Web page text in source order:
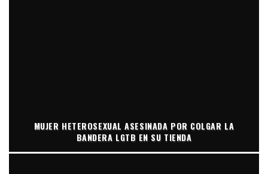
MUJER HETEROSEXUAL ASESINADA POR COLGAR LA
BANDERA LGTB EN SU TIENDA